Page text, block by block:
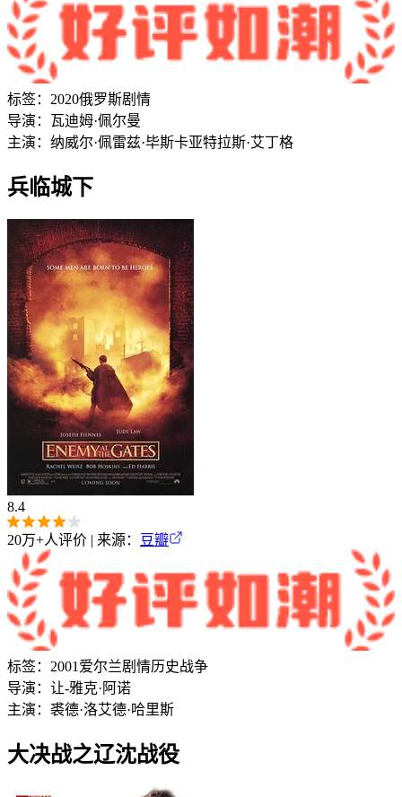
标签： 2020俄罗斯剧情
导演： 瓦迪姆·佩尔曼
主演： 纳威尔·佩雷兹·毕斯卡亚特拉斯·艾丁格
兵临城下
8.4
20万+人评价 | 来源： 豆瓣
标签： 2001 爱尔兰剧情历史战争
导演： 让-雅克·阿诺
主演： 裘德·洛艾德·哈里斯
大决战之辽沈战役